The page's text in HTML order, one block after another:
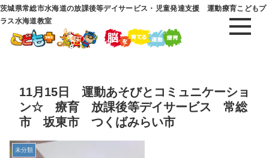
茨城県常総市水海道の放課後等デイサービス・児童発達支援 運動療育こどもプ
ラス水海道教室
11月15日 運動あそびとコミュニケーショ
ン☆ 療育 放課後等デイサービス 常総
市 坂東市 つくばみらい市
未分類